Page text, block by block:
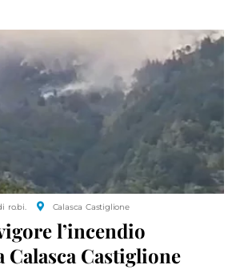
ro.bi. Calasca Castiglione
l’incendio
Calasca Castiglione